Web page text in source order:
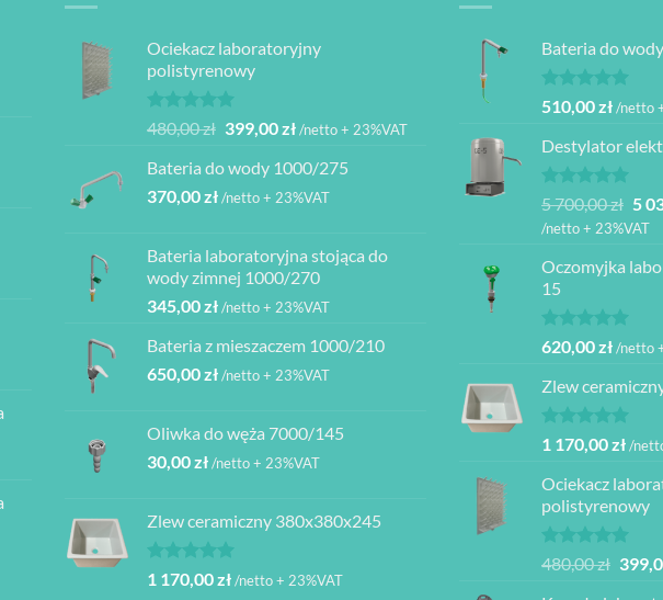
Ociekacz laboratoryjny
polistyrenowy
Oceniono
na 5
480,00zł Pierwotna
wynosiła:
480,00 zł.
399,00złAktualna
wynosi:
399,00 zł.
/netto + 23%VAT
Bateria do wody 1000/275
370,00zł/netto + 23%VAT
Bateria laboratoryjna stojąca do
wody zimnej 1000/270
345,00zł/netto + 23%VAT
Bateria z mieszaczem 1000/210
650,00zł/netto + 23%VAT
Oliwka do węża 7000/145
30,00zł/netto + 23%VAT
Zlew ceramiczny 380x380x245
Oceniono
na 5
1 170,00zł/netto + 23%VAT
Bateria do
Oceniono
na 5
510,00zł/netto
Destylator
Oceniono
na 5
5 700,00zł
cena
5
5
/netto + 23%VAT
Oczomyjka
15
Oceniono
na 5
620,00zł/netto
Zlew
Oceniono
na 5
1 170,00zł/
Ociekacz
polistyrenowy
Oceniono
na 5
480,00zł